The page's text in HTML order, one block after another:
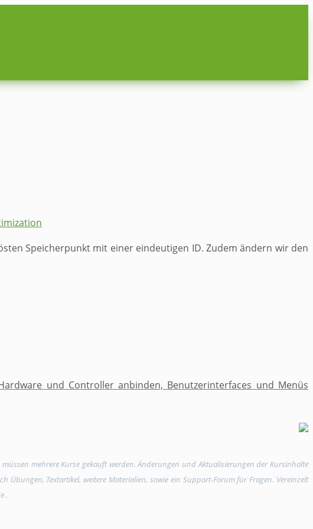
Speicherpunkt mit einer eindeutigen ID. Zudem ändern wir den
und Controller anbinden, ​Benutzerinterfaces und Menüs
mehrere Kurse gekauft werden. Änderungen und Aktualisierungen der Kursinhalte
Textartikel, weitere Materialien, sowie ein Support-Forum für Fragen. Vereinzelt
.